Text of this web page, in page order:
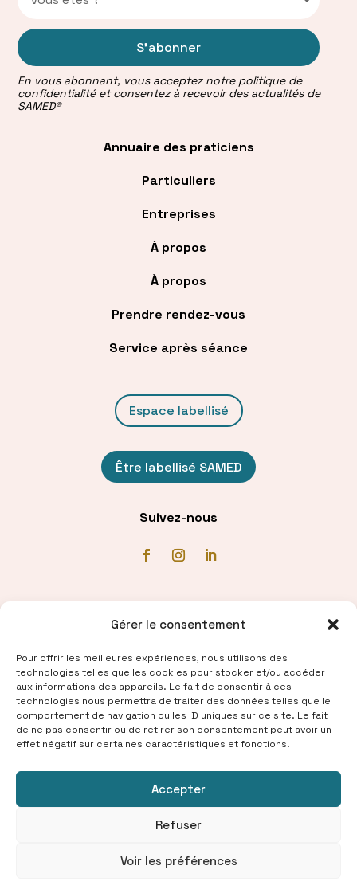
Gérer le consentement
Pour offrir les meilleures expériences, nous utilisons des
technologies telles que les cookies pour stocker et/ou accéder
aux informations des appareils. Le fait de consentir à ces
technologies nous permettra de traiter des données telles que le
comportement de navigation ou les ID uniques sur ce site. Le fait
de ne pas consentir ou de retirer son consentement peut avoir un
effet négatif sur certaines caractéristiques et fonctions.
Accepter
Refuser
Voir les préférences
S'abonner
En vous abonnant, vous acceptez notre politique de
confidentialité et consentez à recevoir des actualités de
SAMED®
Annuaire des praticiens
Particuliers
Entreprises
À propos
À propos
Prendre rendez-vous
Service après séance
Espace labellisé
Être labellisé SAMED
Suivez-nous
© 2025 Samed® — Tous droits réservés
Signaler un contenu - Politique de confidentialité